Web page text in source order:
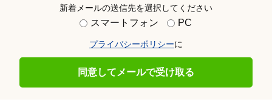
新着メールの送信先を選択してください
スマートフォン PC
プライバシーポリシーに
同意してメールで受け取る